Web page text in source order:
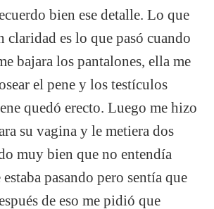
bien ese detalle. Lo que
claridad es lo que pasó cuando
bajara los pantalones, ella me
el pene y los testículos
quedó erecto. Luego me hizo
su vagina y le metiera dos
muy bien que no entendía
pasando pero sentía que
de eso me pidió que